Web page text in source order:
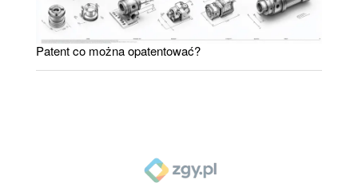
Patent co można opatentować?